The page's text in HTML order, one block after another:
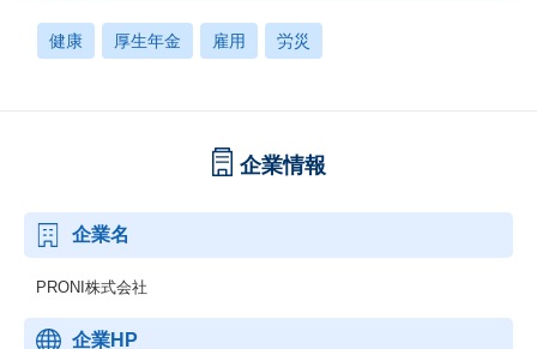
健康 厚生年金 雇用 労災
企業情報
企業名
PRONI株式会社
企業HP